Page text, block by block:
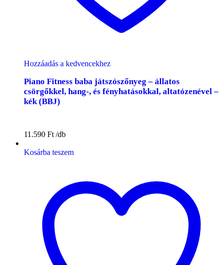
Hozzáadás a kedvencekhez
Piano Fitness baba játszószőnyeg – állatos
csörgőkkel, hang-, és fényhatásokkal, altatózenével –
kék (BBJ)
11.590 Ft
Kosárba teszem